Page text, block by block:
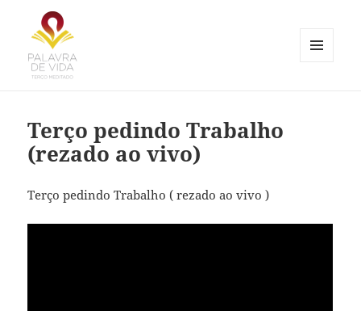
Terço pedindo Trabalho
(rezado ao vivo)
Terço pedindo Trabalho ( rezado ao vivo )